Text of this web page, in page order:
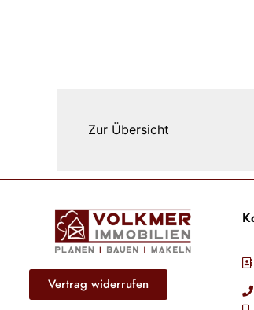
Zur Übersicht
Vertrag widerrufen